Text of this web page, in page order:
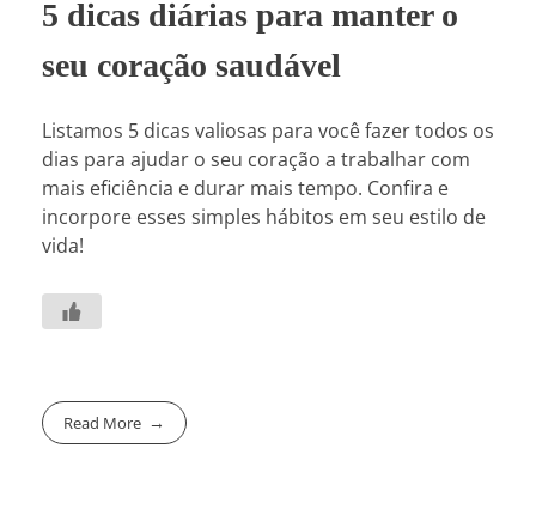
5 dicas diárias para manter o
seu coração saudável
Listamos 5 dicas valiosas para você fazer todos os
dias para ajudar o seu coração a trabalhar com
mais eficiência e durar mais tempo. Confira e
incorpore esses simples hábitos em seu estilo de
vida!
Read More